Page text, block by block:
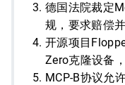
德国法院裁定
规，要求赔偿
开源项目
Zero克隆设备
MCP-B协议允